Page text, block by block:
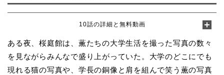
10話の詳細と無料動画
ある夜、桜庭館は、薫たちの大学生活を撮った写真の数々
を見ながらみんなで盛り上がっていた。大学のどこにでも
現れる猫の写真や、学長の銅像と肩を組んで笑う薫の写真